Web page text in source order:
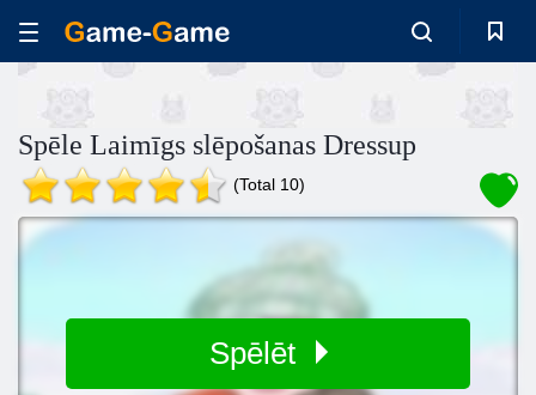
Spēle Laimīgs slēpošanas Dressup
(Total 10)
Spēlēt